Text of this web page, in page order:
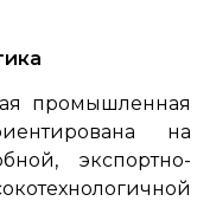
промышленная
на
экспортно-